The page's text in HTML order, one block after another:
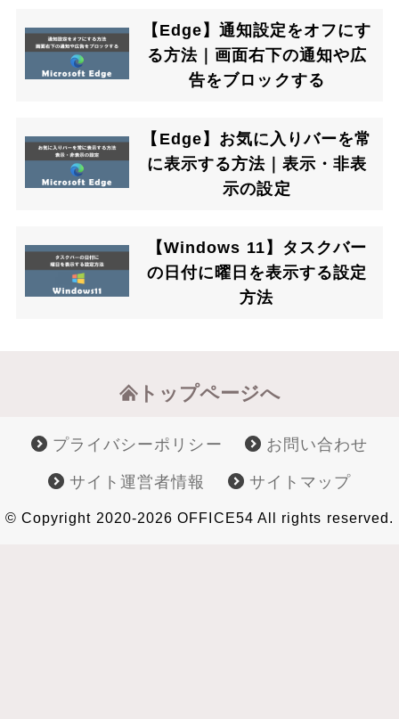
【Edge】通知設定をオフにす
る方法｜画面右下の通知や広
告をブロックする
【Edge】お気に入りバーを常
に表示する方法｜表示・非表
示の設定
【Windows 11】タスクバー
の日付に曜日を表示する設定
方法
トップページへ
プライバシーポリシー お問い合わせ
サイト運営者情報 サイトマップ
© Copyright 2020-2026 OFFICE54 All rights reserved.